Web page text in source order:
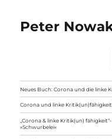
Peter
Neues Buch: Corona und die linke
Corona und linke
„Corona & linke Kritik(un)
»Schwurbelei«